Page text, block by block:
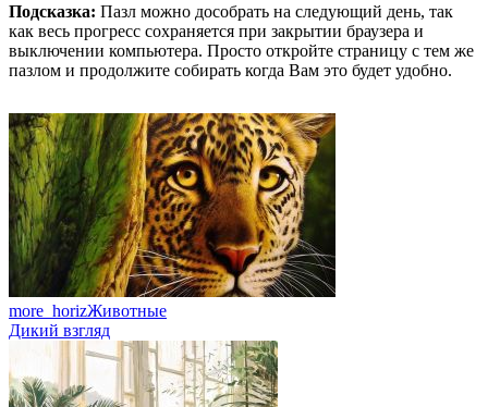
Подсказка: Пазл можно дособрать на следующий день, так
как весь прогресс сохраняется при закрытии браузера и
выключении компьютера. Просто откройте страницу с тем же
пазлом и продолжите собирать когда Вам это будет удобно.
more_horizЖивотные
Дикий взгляд